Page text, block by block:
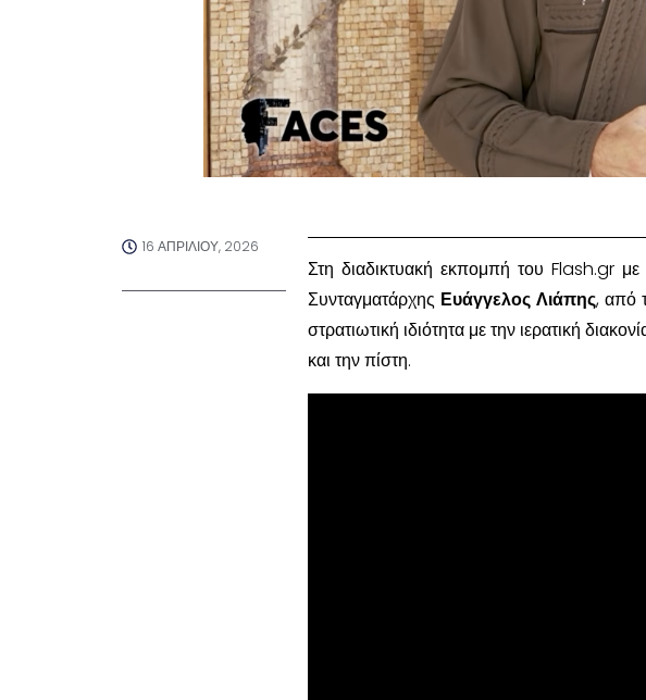
16 ΑΠΡΙΛΊΟΥ, 2026
Στη διαδικτυακή εκπομπή του Flash.gr
Συνταγματάρχης Ευάγγελος Λιάπης, από
στρατιωτική ιδιότητα με την ιερατική
και την πίστη.